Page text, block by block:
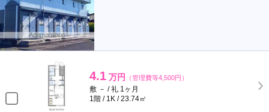
4.1 万円 （管理費等4,500円）
敷 － / 礼 1ヶ月
1階 / 1K / 23.74㎡